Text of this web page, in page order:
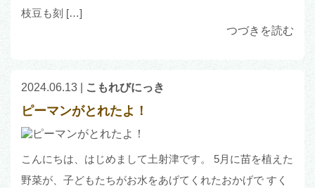
枝豆も刻 […]
つづきを読む
2024.06.13 こもれびにっき
ピーマンがとれたよ！
こんにちは、はじめまして土射津です。 5月に苗を植えた
野菜が、子どもたちがお水をあげてくれたおかげで すく